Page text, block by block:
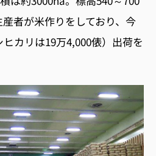
者が米作りをしており、今
カリは19万4,000俵）出荷を